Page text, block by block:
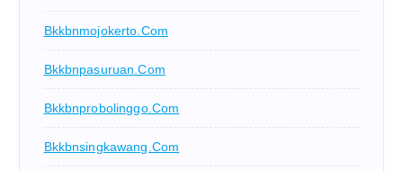
Bkkbnmojokerto.com
Bkkbnpasuruan.com
Bkkbnprobolinggo.com
Bkkbnsingkawang.com